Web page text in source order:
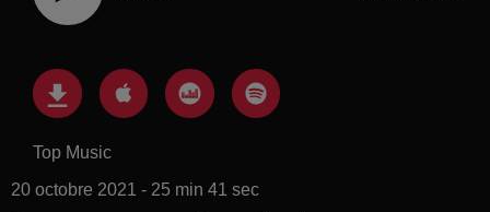
Top Music
20 octobre 2021 - 25 min 41 sec